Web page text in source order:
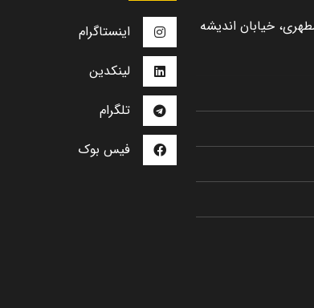
خیابان اندیشه
اینستاگرام
لینکدین
تلگرام
فیس بوک